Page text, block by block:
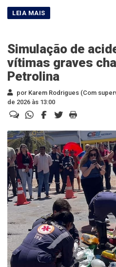
Simulação de
vítimas graves
Petrolina
por Karem Rodrigues (Com
de 2026 às 13:00